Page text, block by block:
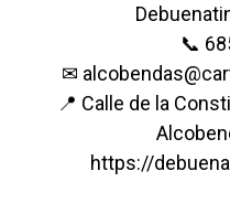
📞
✉
📍 Calle de la
https://